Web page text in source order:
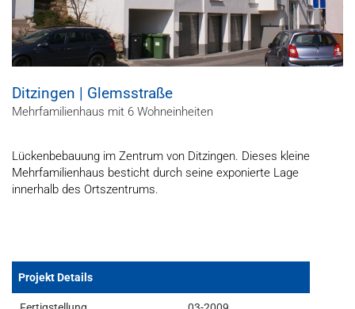
Ditzingen | Glemsstraße
Mehrfamilienhaus mit 6 Wohneinheiten
Lückenbebauung im Zentrum von Ditzingen. Dieses kleine
Mehrfamilienhaus besticht durch seine exponierte Lage
innerhalb des Ortszentrums.
Projekt Details